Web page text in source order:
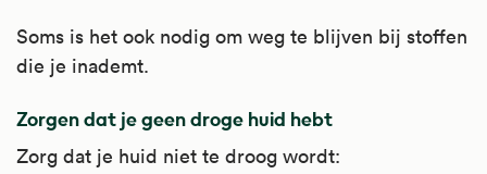
Hydrocortisonacetaat wordt bij veel
huidaandoeningen gebruikt. De belangrijkste
voorschrijven zijn eczeem, seborroïsch
eczeem en jeuk.
corticosteroïd.
huidaandoeningen gebruikt. De belangrijkste
aandoeningen waarbij artsen het
Soms is het ook nodig om weg te blijven bij stoffen
die je inademt.
Zorgen dat je geen droge huid hebt
Zorg dat je huid niet te droog wordt: